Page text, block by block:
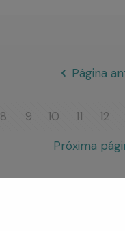
Página
8 9 10 11 12
Próxima